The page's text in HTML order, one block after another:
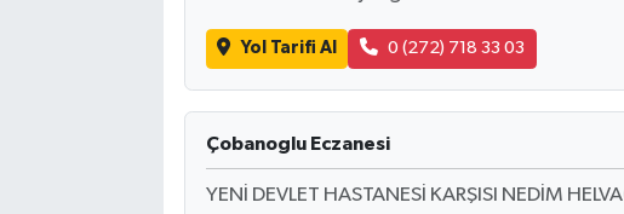
Yol Tarifi Al 0 (272) 718 33 03
Çobanoglu Eczanesi
YENİ DEVLET HASTANESİ KARŞISI NEDİM